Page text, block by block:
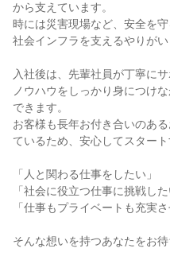
から支えています。
時には災害現場など、安全を
社会インフラを支えるやりがい
入社後は、先輩社員が丁寧に
ノウハウをしっかり身につけ
できます。
お客様も長年お付き合いのあ
ているため、安心してスタート
「人と関わる仕事をしたい」
「社会に役立つ仕事に挑戦した
「仕事もプライベートも充実さ
そんな想いを持つあなたをお待